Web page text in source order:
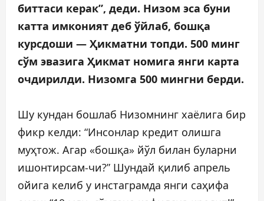
биттаси керак”, деди. Низом эса буни
катта имконият деб ўйлаб, бошқа
курсдоши — Ҳикматни топди. 500 минг
сўм эвазига Ҳикмат номига янги карта
очдирилди. Низомга 500 мингни берди.
Шу кундан бошлаб Низомнинг хаёлига бир
фикр келди: “Инсонлар кредит олишга
муҳтож. Агар «бошқа» йўл билан буларни
ишонтирсам-чи?” Шундай қилиб апрель
ойига келиб у инстаграмда янги саҳифа